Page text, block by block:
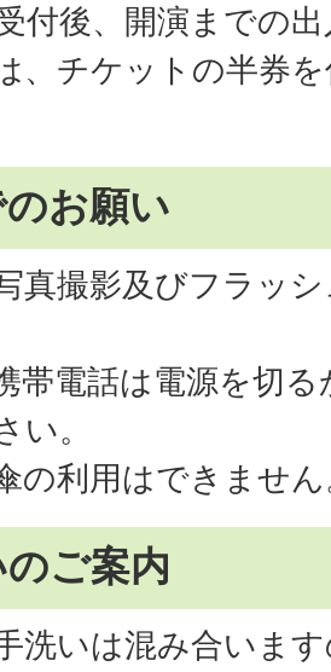
付後、開演までの
、チケットの半券
お願い
真撮影及びフラッ
帯電話は電源を切
い。
の利用はできませ
ご案内
洗いは混み合いま